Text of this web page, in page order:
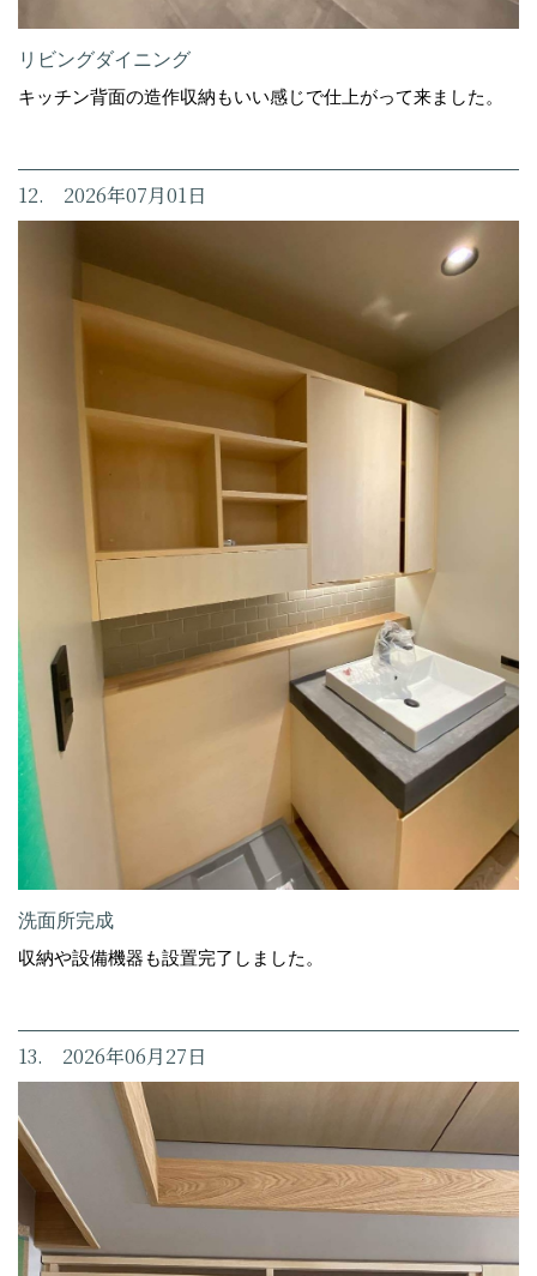
リビングダイニング
キッチン背面の造作収納もいい感じで仕上がって来ました。
12. 2026年07月01日
洗面所完成
収納や設備機器も設置完了しました。
13. 2026年06月27日